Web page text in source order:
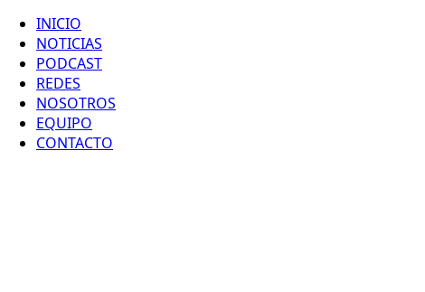
INICIO
NOTICIAS
PODCAST
REDES
NOSOTROS
EQUIPO
CONTACTO